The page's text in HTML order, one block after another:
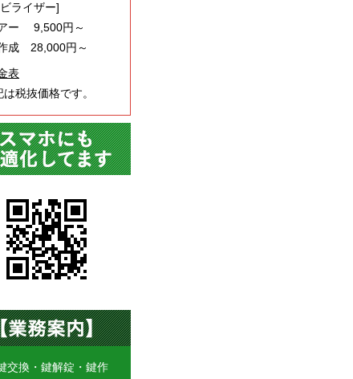
ライザー]
ー 9,500円～
成 28,000円～
表
税抜価格です。
交換・鍵解錠・鍵作